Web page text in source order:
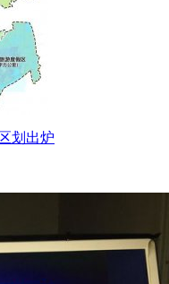
划出炉